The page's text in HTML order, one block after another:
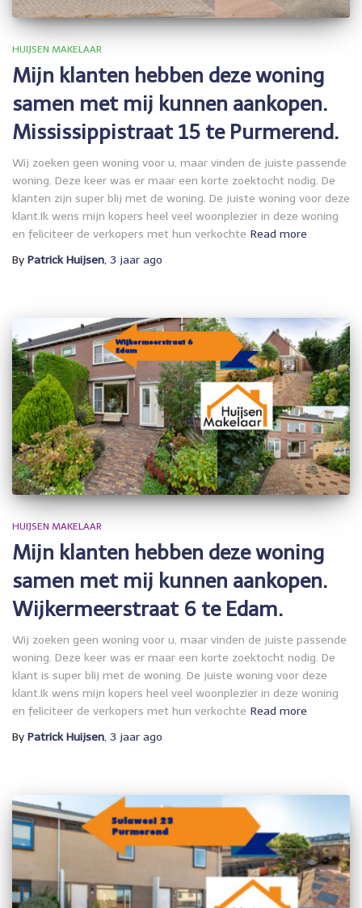
HUIJSEN MAKELAAR
Mijn klanten hebben deze woning
samen met mij kunnen aankopen.
Mississippistraat 15 te Purmerend.
Wij zoeken geen woning voor u, maar vinden de juiste passende
woning. Deze keer was er maar een korte zoektocht nodig. De
klanten zijn super blij met de woning. De juiste woning voor deze
klant.Ik wens mijn kopers heel veel woonplezier in deze woning
en feliciteer de verkopers met hun verkochte Read more
By Patrick Huijsen, 3 jaar ago
HUIJSEN MAKELAAR
Mijn klanten hebben deze woning
samen met mij kunnen aankopen.
Wijkermeerstraat 6 te Edam.
Wij zoeken geen woning voor u, maar vinden de juiste passende
woning. Deze keer was er maar een korte zoektocht nodig. De
klant is super blij met de woning. De juiste woning voor deze
klant.Ik wens mijn kopers heel veel woonplezier in deze woning
en feliciteer de verkopers met hun verkochte Read more
By Patrick Huijsen, 3 jaar ago